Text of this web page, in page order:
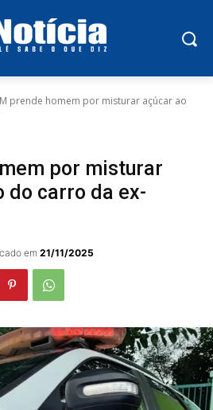
prende homem por misturar açúcar ao
por misturar
do carro da ex-
em 21/11/2025